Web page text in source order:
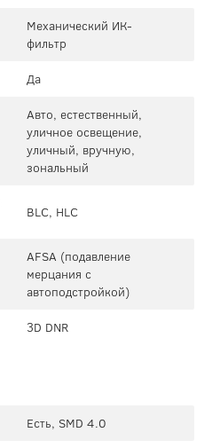
Механический ИК-
фильтр
Да
Авто, естественный,
уличное освещение,
уличный, вручную,
зональный
BLC, HLC
AFSA (подавление
мерцания с
автоподстройкой)
3D DNR
Есть, SMD 4.0